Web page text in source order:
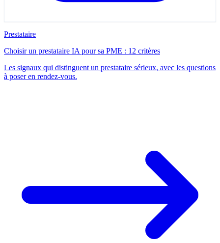
Prestataire
Choisir un prestataire IA pour sa PME : 12 critères
Les signaux qui distinguent un prestataire sérieux, avec les questions
à poser en rendez-vous.